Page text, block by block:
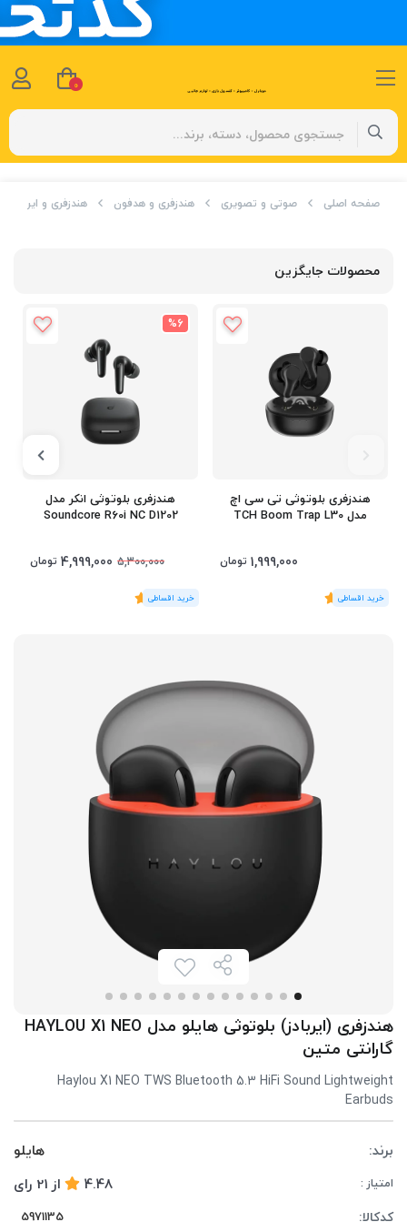
صفحه اصلی صوتی و تصویری هندزفری و هدفون هندزفری و ایرباد
محصولات جایگزین
هندزفری بلوتوثی تی سی اچ
مدل TCH Boom Trap L30
1,999,000 تومان
(1رای)
5
%6
هندزفری بلوتوثی انکر مدل
Soundcore R60i NC D1202
5,300,000
4,999,000 تومان
(1رای)
5
هندزفری (ایربادز) بلوتوثی هایلو مدل HAYLOU X1 NEO
گارانتی متین
Haylou X1 NEO TWS Bluetooth 5.3 HiFi Sound Lightweight
Earbuds
برند: هایلو
امتیاز : 4.48 از21 رای
کدکالا:
0